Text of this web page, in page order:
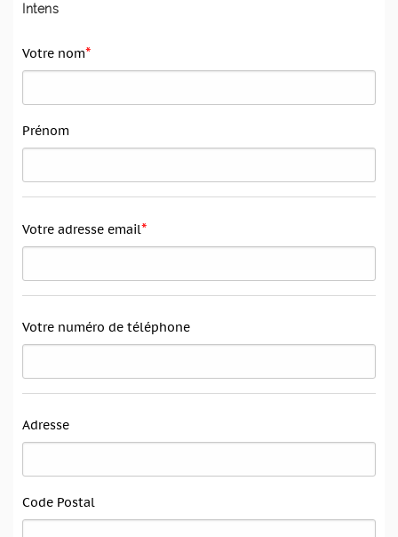
Intens
Votre nom*
Prénom
Votre adresse email*
Votre numéro de téléphone
Adresse
Code Postal